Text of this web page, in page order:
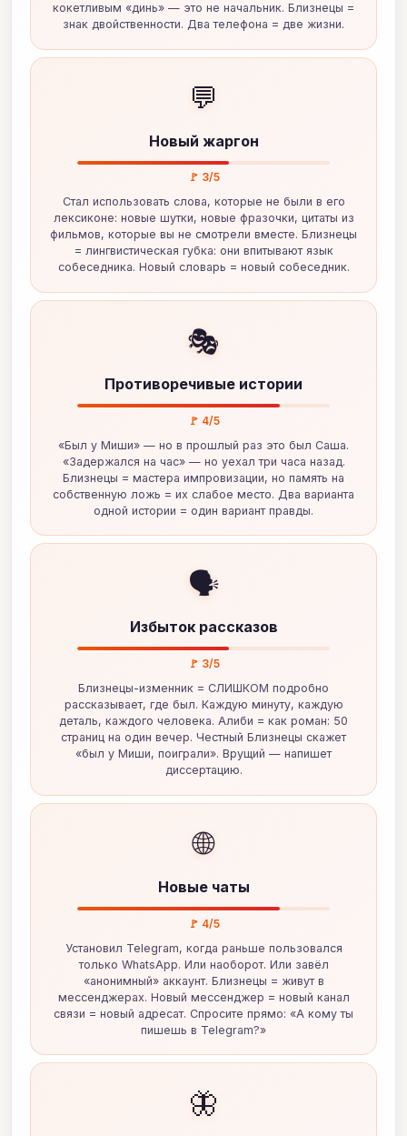
кокетливым «динь» — это не начальник. Близнецы =
знак двойственности. Два телефона = две жизни.
💬
Новый жаргон
🚩 3/5
Стал использовать слова, которые не были в его
лексиконе: новые шутки, новые фразочки, цитаты из
фильмов, которые вы не смотрели вместе. Близнецы
= лингвистическая губка: они впитывают язык
собеседника. Новый словарь = новый собеседник.
🎭
Противоречивые истории
🚩 4/5
«Был у Миши» — но в прошлый раз это был Саша.
«Задержался на час» — но уехал три часа назад.
Близнецы = мастера импровизации, но память на
собственную ложь = их слабое место. Два варианта
одной истории = один вариант правды.
🗣️
Избыток рассказов
🚩 3/5
Близнецы-изменник = СЛИШКОМ подробно
рассказывает, где был. Каждую минуту, каждую
деталь, каждого человека. Алиби = как роман: 50
страниц на один вечер. Честный Близнецы скажет
«был у Миши, поиграли». Врущий — напишет
диссертацию.
🌐
Новые чаты
🚩 4/5
Установил Telegram, когда раньше пользовался
только WhatsApp. Или наоборот. Или завёл
«анонимный» аккаунт. Близнецы = живут в
мессенджерах. Новый мессенджер = новый канал
связи = новый адресат. Спросите прямо: «А кому ты
пишешь в Telegram?»
🦋